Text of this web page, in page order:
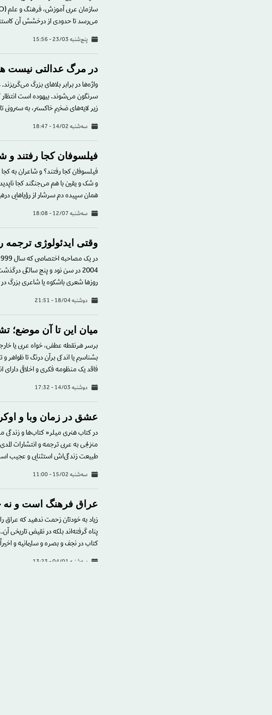
می‌رسد تا حدودی از درخشش آن
پنج‌شنبه 23/03 - 15:56
در مرگ عدالتی نیست
‌واژه‌ها در برابر بلاهای بزرگ
سرنگون می‌شوند. بیهوده است انتظار
زیر لایه‌های ضخیم خاکستر، به
سه‌شنبه 14/02 - 18:47
فیلسوفان کجا رفتند
فیلسوفان کجا رفتند؟ و شاعران به
و شک و یقین با هم می‌جنگند کجا
همان سپیده دم سرشار از رؤیاهایی
سه‌شنبه 12/07 - 18:08
وقتی ایدئولوژی
2004 در سن نود و پنج سالگی
روزها شعری باشکوه یا شاعری بزرگ در سطح ییتس(1865-1939) که در
دوشنبه 18/04 - 21:51
میان این تا آن
برسر هرنقطه عطفی، خواه عربی یا
بشناسیم یا اندکی برآن درنگ تا ظواهر
فاقد یک منظومه فکری و اخلاقی دارای
دوشنبه 14/03 - 17:32
عشق در زمان وبا و
منزلجی به عربی ترجمه و انتشارات
طبیعت زندگی‌اش استثنایی و عجیب
سه‌شنبه 15/02 - 11:00
عراق فرهنگ است و نه
زیاد به خودتان زحمت ندهید که عراق
پناه گرفته‌اند بلکه در نقیض تاریخی
کتاب در نجف و بصره و سلیمانیه و
سه‌شنبه 04/01 - 13:23